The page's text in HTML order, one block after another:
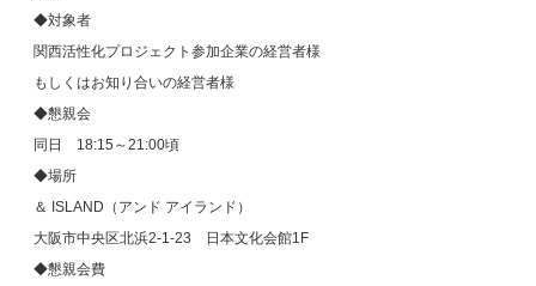
◆対象者
関西活性化プロジェクト参加企業の経営者様
もしくはお知り合いの経営者様
◆懇親会
同日 18:15～21:00頃
◆場所
＆ ISLAND（アンド アイランド）
大阪市中央区北浜2-1-23 日本文化会館1F
◆懇親会費